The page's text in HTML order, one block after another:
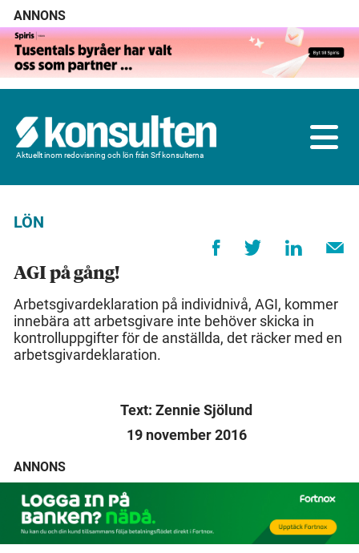
ANNONS
Aktuellt inom redovisning och lön från Srf konsulterna
LÖN
AGI på gång!
Arbetsgivardeklaration på individnivå, AGI, kommer
innebära att arbetsgivare inte behöver skicka in
kontrolluppgifter för de anställda, det räcker med en
arbetsgivardeklaration.
Text: Zennie Sjölund
19 november 2016
ANNONS